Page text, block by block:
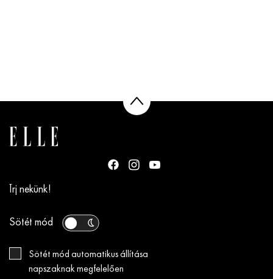
Írj nekünk!
Sötét mód
Sötét mód automatikus állítása
napszaknak megfelelően